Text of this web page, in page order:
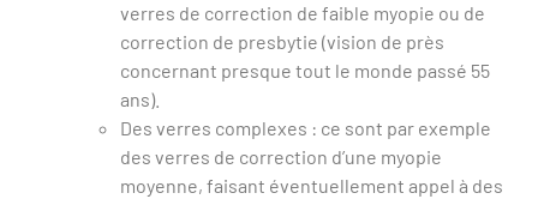
verres de correction de faible myopie ou de
correction de presbytie (vision de près
concernant presque tout le monde passé 55
ans).
Des verres complexes : ce sont par exemple
des verres de correction d’une myopie
moyenne, faisant éventuellement appel à des